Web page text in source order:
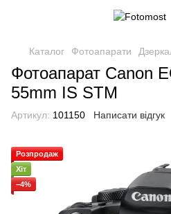
Каталог Фотоапарати
Фотоапарат Canon
55mm IS STM
Артикул: 101150 Написати відгук
Розпродаж
Хіт
−4%